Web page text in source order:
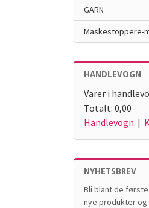
GARN
Maskestoppere-
HANDLEVOGN
Varer i
Totalt: 0,00
Handlevogn |
NYHETSBREV
Bli blant de
nye produkter og